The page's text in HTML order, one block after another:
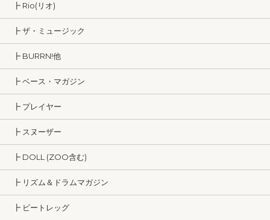
┣ Rio(リオ)
┣ ザ・ミュージック
┣ BURRN!他
┣ ベース・マガジン
┣ プレイヤー
┣ スヌーザー
┣ DOLL (ZOO含む)
┣ リズム＆ドラムマガジン
┣ ビートレッグ